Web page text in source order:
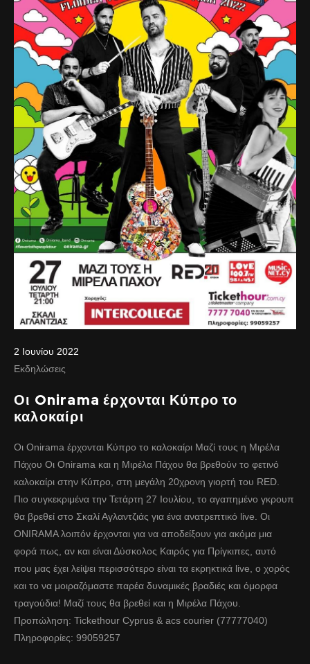
2 Ιουνίου 2022
Εκδηλώσεις
Οι Onirama έρχονται Κύπρο το
καλοκαίρι
Οι Onirama έρχονται Κύπρο το καλοκαίρι Μαζί τους η Μιρέλα
Πάχου Οι Onirama και η Μιρέλα Πάχου θα βρεθούν το φετινό
καλοκαίρι στην Κύπρο, στη μεγάλη 20χρονη γιορτή του RED.
Πιο συγκεκριμένα την Τετάρτη 27 Ιουλίου, το αγαπημένο γκρουπ
θα βρεθεί στο Σκαλί Αγλαντζιάς για ένα ανατρεπτικό live. Οι
ONIRAMA λοιπόν έρχονται για να αποδείξουν για ακόμα μια
φορά πως, αν και είναι Δύσκολος Καιρός για Πρίγκιπες, αυτό
που μας έχει λείψει περισσότερο είναι τα εκρηκτικά live, ο χορός
και το να μοιραζόμαστε παρέα δυναμικές βραδιές και όμορφα
τραγούδια! Μαζί τους θα βρεθεί και η Μιρέλα Πάχου.
Προπώληση: Tickethour Cyprus & acs courier (77777040)
Πληροφορίες: 99059257